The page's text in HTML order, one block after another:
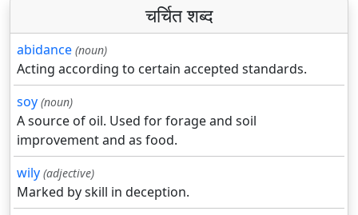
चर्चित शब्द
abidance (noun)
Acting according to certain accepted standards.
soy (noun)
A source of oil. Used for forage and soil
improvement and as food.
wily (adjective)
Marked by skill in deception.